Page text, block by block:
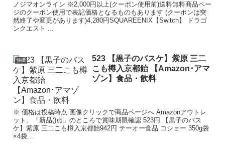
ノジマオンライン ※2,000円以上(クーポン使用前)送料無料商品ペー
ジのクーポン使用で表記価格となるものもあります (クーポンは突
然終了や変更があります)4,280円SQUAREENIX【Switch】 ドラゴ
ンクエスト ...
特価
523 【黒子のバスケ】紫原 三二
こも樽入京都飴 【Amazon･アマ
ゾン】食品・飲料
※ 価格は投稿時点 画像クリックで商品ページへ Amazonアウトレ
ット。「新品()点」のところで賞味期限確認 523円 【黒子のバス
ケ】紫原 三二こも樽入京都飴942円 テーオー食品 コショー 350g袋
×4袋...